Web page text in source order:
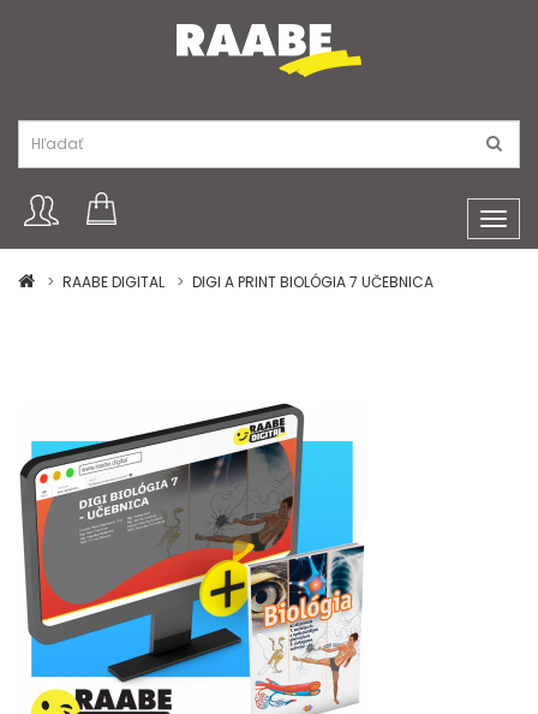
RAABE DIGITAL
DIGI A PRINT BIOLÓGIA 7 UČEBNICA